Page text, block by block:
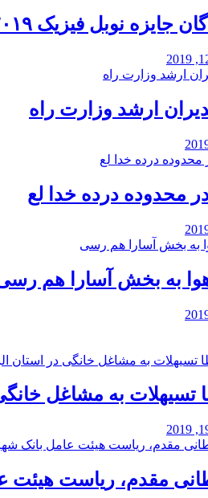
جایزه نوبل فیزیک ۲۰۱۹
ارشد وزارت راه
محدوده درده خدا لع
هوا به بخش آسارا هم
تسیهلات به مشاغل
مقدم، ریاست هیئت